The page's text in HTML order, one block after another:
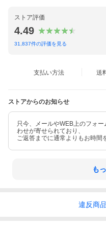
■メーカー在庫が不足等でお
■配達日の指定は承ることが
は、指定日を取消させていた
ストア評価
4.49
31,837件の評価を見る
支払い方法 送
ストアからのお知らせ
只今、メールやWEB上のフォ
わせが寄せられており、
ご返答までに通常よりもお時間
も
違反商